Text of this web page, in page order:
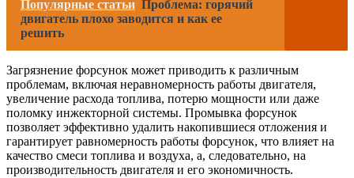
Популярные статьи Проблема: горячий
двигатель плохо заводится и как ее
решить
Загрязнение форсунок может приводить к различным
проблемам, включая неравномерность работы двигателя,
увеличение расхода топлива, потерю мощности или даже
поломку инжекторной системы. Промывка форсунок
позволяет эффективно удалить накопившиеся отложения и
гарантирует равномерность работы форсунок, что влияет на
качество смеси топлива и воздуха, а, следовательно, на
производительность двигателя и его экономичность.